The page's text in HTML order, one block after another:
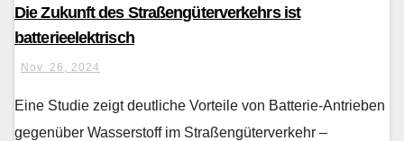
Die Zukunft des Straßengüterverkehrs ist
batterieelektrisch
Nov. 26, 2024
Eine Studie zeigt deutliche Vorteile von Batterie-Antrieben
gegenüber Wasserstoff im Straßengüterverkehr –